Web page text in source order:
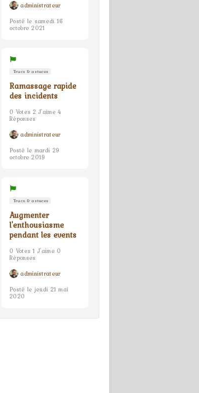
administrateur
Posté le samedi 16
octobre 2021
Trucs & astuces
Ramassage rapide
des incidents
0 Votes 2 J'aime 4
Réponses
administrateur
Posté le mardi 29
octobre 2019
Trucs & astuces
Augmenter
l'enthousiasme
pendant les events
0 Votes 1 J'aime 0
Réponses
administrateur
Posté le jeudi 21 mai
2020